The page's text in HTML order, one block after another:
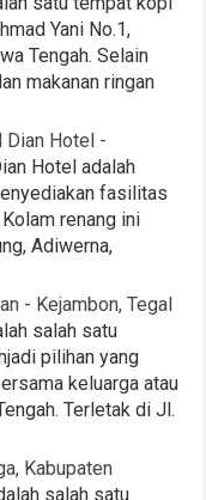
Yani No.1,
Tengah. Selain
makanan ringan
Dian Hotel -
Hotel adalah
fasilitas
renang ini
Adiwerna,
- Kejambon, Tegal
salah satu
pilihan yang
keluarga atau
Terletak di Jl.
Kabupaten
salah satu